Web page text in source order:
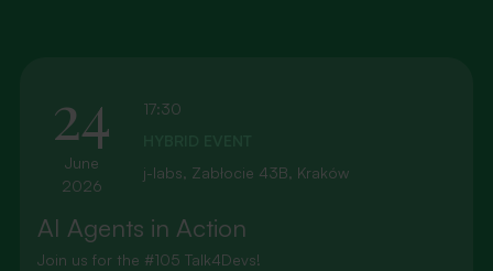
24
June
2026
17:30
j-labs, Zabłocie 43B, Kraków
AI Agents in Action
Join us for the #105 Talk4Devs!